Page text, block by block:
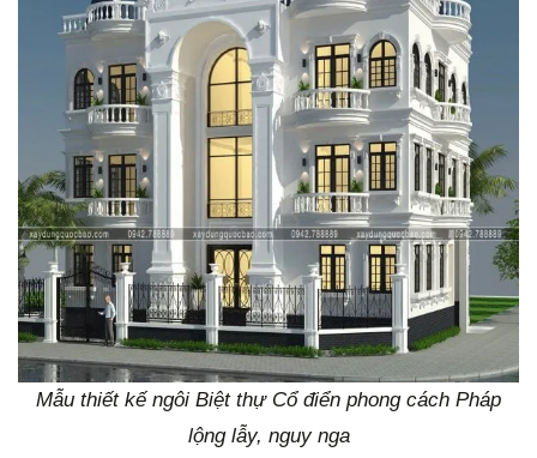
Mẫu thiết kế ngôi Biệt thự Cổ điển phong cách Pháp
lộng lẫy, nguy nga